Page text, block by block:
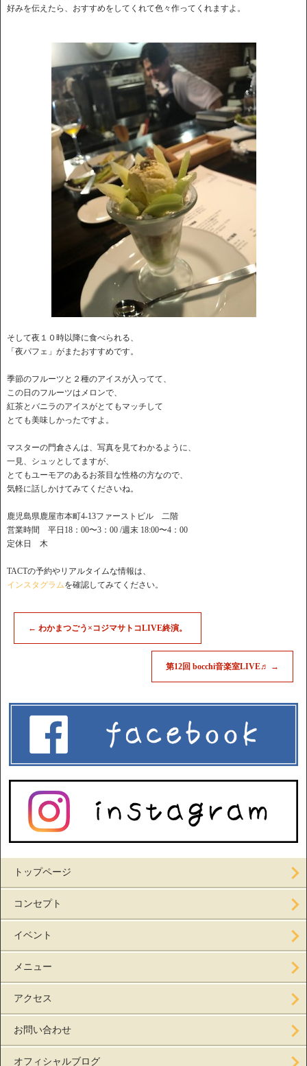
好みを伝えたら、おすすめをしてくれて色々作ってくれますよ。
そして夜１０時以降に食べられる、
「夜パフェ」がまたおすすめです。
季節のフルーツと２種のアイスが入ってて、
この日のフルーツはメロンで、
紅茶とバニラのアイスがとてもマッチして
とても美味しかったですよ。
マスターの門倉さんは、写真を見てわかるように、
一見、シュッとしてますが、
とてもユーモアのあるお茶目な性格の方なので、
気軽に話しかけてみてくださいね。
鹿児島県鹿屋市本町4-13ファーストビル 二階
営業時間 平日18：00〜3：00 /週末 18:00〜4：00
定休日 木
TACTの予約やリアルタイムな情報は、
インスタグラムを確認してみてください。
← わかまつごう×コジマサトコLIVE終演。
第12回 bocchi音楽室LIVE♬ →
トップページ
コンセプト
イベント
メニュー
アクセス
お問い合わせ
オフィシャルブログ